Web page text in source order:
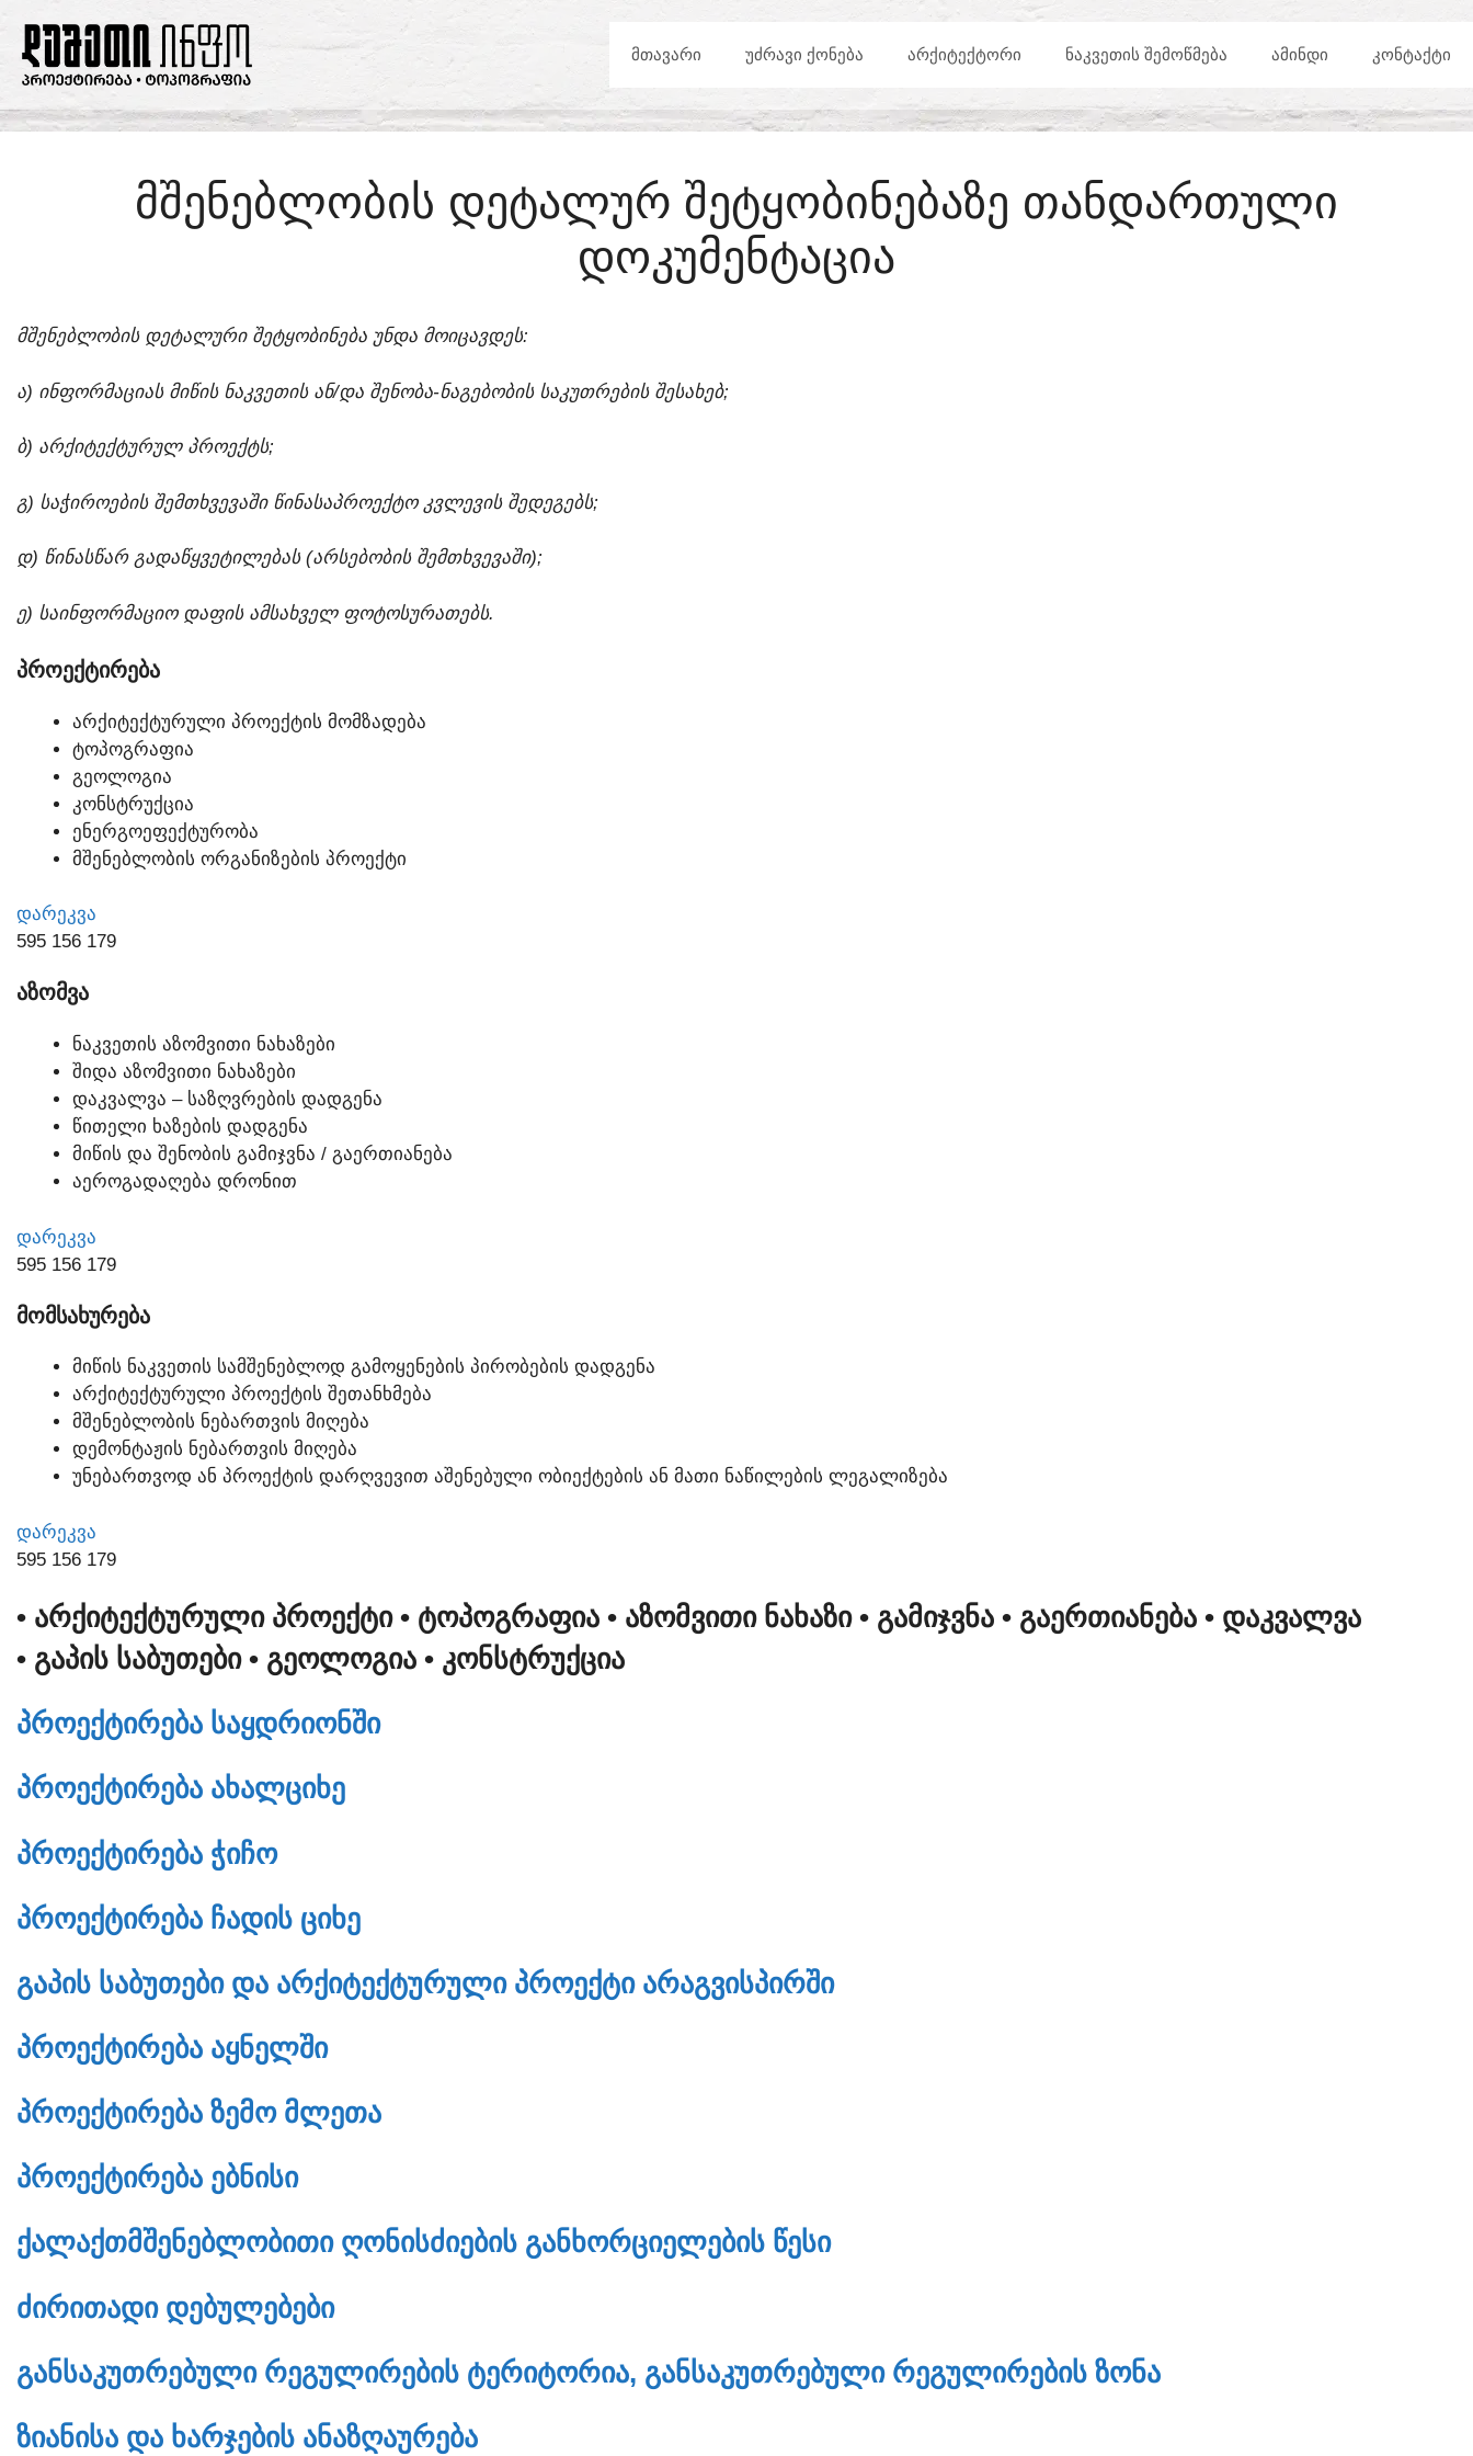
ᲛᲗᲐᲕᲐᲠᲘ ᲣᲫᲠᲐᲕᲘ ᲥᲝᲜᲔᲑᲐ ᲐᲠᲥᲘᲢᲔᲥᲢᲝᲠᲘ ᲜᲐᲙᲕᲔᲗᲘᲡ ᲨᲔᲛᲝᲬᲛᲔᲑᲐ ᲐᲛᲘᲜᲓᲘ ᲙᲝᲜᲢᲐᲥᲢᲘ
ᲛᲨᲔᲜᲔᲑᲚᲝᲑᲘᲡ ᲓᲔᲢᲐᲚᲣᲠ ᲨᲔᲢᲧᲝᲑᲘᲜᲔᲑᲐᲖᲔ ᲗᲐᲜᲓᲐᲠᲗᲣᲚᲘ
ᲓᲝᲙᲣᲛᲔᲜᲢᲐᲪᲘᲐ
ᲛᲨᲔᲜᲔᲑᲚᲝᲑᲘᲡ ᲓᲔᲢᲐᲚᲣᲠᲘ ᲨᲔᲢᲧᲝᲑᲘᲜᲔᲑᲐ ᲣᲜᲓᲐ ᲛᲝᲘᲪᲐᲕᲓᲔᲡ:
Ა) ᲘᲜᲤᲝᲠᲛᲐᲪᲘᲐᲡ ᲛᲘᲬᲘᲡ ᲜᲐᲙᲕᲔᲗᲘᲡ ᲐᲜ/ᲓᲐ ᲨᲔᲜᲝᲑᲐ-ᲜᲐᲒᲔᲑᲝᲑᲘᲡ ᲡᲐᲙᲣᲗᲠᲔᲑᲘᲡ ᲨᲔᲡᲐᲮᲔᲑ;
Ბ) ᲐᲠᲥᲘᲢᲔᲥᲢᲣᲠᲣᲚ ᲞᲠᲝᲔᲥᲢᲡ;
Გ) ᲡᲐᲭᲘᲠᲝᲔᲑᲘᲡ ᲨᲔᲛᲗᲮᲕᲔᲕᲐᲨᲘ ᲬᲘᲜᲐᲡᲐᲞᲠᲝᲔᲥᲢᲝ ᲙᲕᲚᲔᲕᲘᲡ ᲨᲔᲓᲔᲒᲔᲑᲡ;
Დ) ᲬᲘᲜᲐᲡᲬᲐᲠ ᲒᲐᲓᲐᲬᲧᲕᲔᲢᲘᲚᲔᲑᲐᲡ (ᲐᲠᲡᲔᲑᲝᲑᲘᲡ ᲨᲔᲛᲗᲮᲕᲔᲕᲐᲨᲘ);
Ე) ᲡᲐᲘᲜᲤᲝᲠᲛᲐᲪᲘᲝ ᲓᲐᲤᲘᲡ ᲐᲛᲡᲐᲮᲕᲔᲚ ᲤᲝᲢᲝᲡᲣᲠᲐᲗᲔᲑᲡ.
ᲞᲠᲝᲔᲥᲢᲘᲠᲔᲑᲐ
ᲐᲠᲥᲘᲢᲔᲥᲢᲣᲠᲣᲚᲘ ᲞᲠᲝᲔᲥᲢᲘᲡ ᲛᲝᲛᲖᲐᲓᲔᲑᲐ
ᲢᲝᲞᲝᲒᲠᲐᲤᲘᲐ
ᲒᲔᲝᲚᲝᲒᲘᲐ
ᲙᲝᲜᲡᲢᲠᲣᲥᲪᲘᲐ
ᲔᲜᲔᲠᲒᲝᲔᲤᲔᲥᲢᲣᲠᲝᲑᲐ
ᲛᲨᲔᲜᲔᲑᲚᲝᲑᲘᲡ ᲝᲠᲒᲐᲜᲘᲖᲔᲑᲘᲡ ᲞᲠᲝᲔᲥᲢᲘ
ᲓᲐᲠᲔᲙᲕᲐ
595 156 179
ᲐᲖᲝᲛᲕᲐ
ᲜᲐᲙᲕᲔᲗᲘᲡ ᲐᲖᲝᲛᲕᲘᲗᲘ ᲜᲐᲮᲐᲖᲔᲑᲘ
ᲨᲘᲓᲐ ᲐᲖᲝᲛᲕᲘᲗᲘ ᲜᲐᲮᲐᲖᲔᲑᲘ
ᲓᲐᲙᲕᲐᲚᲕᲐ – ᲡᲐᲖᲦᲕᲠᲔᲑᲘᲡ ᲓᲐᲓᲒᲔᲜᲐ
ᲬᲘᲗᲔᲚᲘ ᲮᲐᲖᲔᲑᲘᲡ ᲓᲐᲓᲒᲔᲜᲐ
ᲛᲘᲬᲘᲡ ᲓᲐ ᲨᲔᲜᲝᲑᲘᲡ ᲒᲐᲛᲘᲯᲕᲜᲐ / ᲒᲐᲔᲠᲗᲘᲐᲜᲔᲑᲐ
ᲐᲔᲠᲝᲒᲐᲓᲐᲦᲔᲑᲐ ᲓᲠᲝᲜᲘᲗ
ᲓᲐᲠᲔᲙᲕᲐ
595 156 179
ᲛᲝᲛᲡᲐᲮᲣᲠᲔᲑᲐ
ᲛᲘᲬᲘᲡ ᲜᲐᲙᲕᲔᲗᲘᲡ ᲡᲐᲛᲨᲔᲜᲔᲑᲚᲝᲓ ᲒᲐᲛᲝᲧᲔᲜᲔᲑᲘᲡ ᲞᲘᲠᲝᲑᲔᲑᲘᲡ ᲓᲐᲓᲒᲔᲜᲐ
ᲐᲠᲥᲘᲢᲔᲥᲢᲣᲠᲣᲚᲘ ᲞᲠᲝᲔᲥᲢᲘᲡ ᲨᲔᲗᲐᲜᲮᲛᲔᲑᲐ
ᲛᲨᲔᲜᲔᲑᲚᲝᲑᲘᲡ ᲜᲔᲑᲐᲠᲗᲕᲘᲡ ᲛᲘᲦᲔᲑᲐ
ᲓᲔᲛᲝᲜᲢᲐᲟᲘᲡ ᲜᲔᲑᲐᲠᲗᲕᲘᲡ ᲛᲘᲦᲔᲑᲐ
ᲣᲜᲔᲑᲐᲠᲗᲕᲝᲓ ᲐᲜ ᲞᲠᲝᲔᲥᲢᲘᲡ ᲓᲐᲠᲦᲕᲔᲕᲘᲗ ᲐᲨᲔᲜᲔᲑᲣᲚᲘ ᲝᲑᲘᲔᲥᲢᲔᲑᲘᲡ ᲐᲜ ᲛᲐᲗᲘ ᲜᲐᲬᲘᲚᲔᲑᲘᲡ ᲚᲔᲒᲐᲚᲘᲖᲔᲑᲐ
ᲓᲐᲠᲔᲙᲕᲐ
595 156 179
• ᲐᲠᲥᲘᲢᲔᲥᲢᲣᲠᲣᲚᲘ ᲞᲠᲝᲔᲥᲢᲘ • ᲢᲝᲞᲝᲒᲠᲐᲤᲘᲐ • ᲐᲖᲝᲛᲕᲘᲗᲘ ᲜᲐᲮᲐᲖᲘ • ᲒᲐᲛᲘᲯᲕᲜᲐ • ᲒᲐᲔᲠᲗᲘᲐᲜᲔᲑᲐ • ᲓᲐᲙᲕᲐᲚᲕᲐ
• ᲒᲐᲞᲘᲡ ᲡᲐᲑᲣᲗᲔᲑᲘ • ᲒᲔᲝᲚᲝᲒᲘᲐ • ᲙᲝᲜᲡᲢᲠᲣᲥᲪᲘᲐ
ᲞᲠᲝᲔᲥᲢᲘᲠᲔᲑᲐ ᲡᲐᲧᲓᲠᲘᲝᲜᲨᲘ
ᲞᲠᲝᲔᲥᲢᲘᲠᲔᲑᲐ ᲐᲮᲐᲚᲪᲘᲮᲔ
ᲞᲠᲝᲔᲥᲢᲘᲠᲔᲑᲐ ᲭᲘᲩᲝ
ᲞᲠᲝᲔᲥᲢᲘᲠᲔᲑᲐ ᲩᲐᲓᲘᲡ ᲪᲘᲮᲔ
ᲒᲐᲞᲘᲡ ᲡᲐᲑᲣᲗᲔᲑᲘ ᲓᲐ ᲐᲠᲥᲘᲢᲔᲥᲢᲣᲠᲣᲚᲘ ᲞᲠᲝᲔᲥᲢᲘ ᲐᲠᲐᲒᲕᲘᲡᲞᲘᲠᲨᲘ
ᲞᲠᲝᲔᲥᲢᲘᲠᲔᲑᲐ ᲐᲧᲜᲔᲚᲨᲘ
ᲞᲠᲝᲔᲥᲢᲘᲠᲔᲑᲐ ᲖᲔᲛᲝ ᲛᲚᲔᲗᲐ
ᲞᲠᲝᲔᲥᲢᲘᲠᲔᲑᲐ ᲔᲑᲜᲘᲡᲘ
ᲥᲐᲚᲐᲥᲗᲛᲨᲔᲜᲔᲑᲚᲝᲑᲘᲗᲘ ᲦᲝᲜᲘᲡᲫᲘᲔᲑᲘᲡ ᲒᲐᲜᲮᲝᲠᲪᲘᲔᲚᲔᲑᲘᲡ ᲬᲔᲡᲘ
ᲫᲘᲠᲘᲗᲐᲓᲘ ᲓᲔᲑᲣᲚᲔᲑᲔᲑᲘ
ᲒᲐᲜᲡᲐᲙᲣᲗᲠᲔᲑᲣᲚᲘ ᲠᲔᲒᲣᲚᲘᲠᲔᲑᲘᲡ ᲢᲔᲠᲘᲢᲝᲠᲘᲐ, ᲒᲐᲜᲡᲐᲙᲣᲗᲠᲔᲑᲣᲚᲘ ᲠᲔᲒᲣᲚᲘᲠᲔᲑᲘᲡ ᲖᲝᲜᲐ
ᲖᲘᲐᲜᲘᲡᲐ ᲓᲐ ᲮᲐᲠᲯᲔᲑᲘᲡ ᲐᲜᲐᲖᲦᲐᲣᲠᲔᲑᲐ